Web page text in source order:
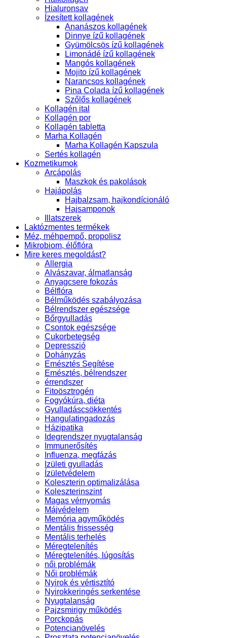
Hialuronsav
Ízesített kollagének
Ananászos kollagének
Dinnye ízű kollagének
Gyümölcsös ízű kollagének
Limonádé ízű kollagének
Mangós kollagének
Mojito ízű kollagének
Narancsos kollagének
Pina Colada ízű kollagének
Szőlős kollagének
Kollagén ital
Kollagén por
Kollagén tabletta
Marha Kollagén
Marha Kollagén Kapszula
Sertés kollagén
Kozmetikumok
Arcápolás
Maszkok és pakolások
Hajápolás
Hajbalzsam, hajkondícionáló
Hajsamponok
Illatszerek
Laktózmentes termékek
Méz, méhpempő, propolisz
Mikrobiom, élőflóra
Mire keres megoldást?
Allergia
Alvászavar, álmatlanság
Anyagcsere fokozás
Bélflóra
Bélműködés szabályozása
Bélrendszer egészsége
Bőrgyulladás
Csontok egészsége
Cukorbetegség
Depresszió
Dohányzás
Emésztés Segítése
Emésztés, bélrendszer
érrendszer
Fitoösztrogén
Fogyókúra, diéta
Gyulladáscsökkentés
Hangulatingadozás
Házipatika
Idegrendszer nyugtalanság
Immunerősítés
Influenza, megfázás
Izületi gyulladás
Ízületvédelem
Koleszterin optimalizálása
Koleszterinszint
Magas vérnyomás
Májvédelem
Memória agyműködés
Mentális frissesség
Mentális terhelés
Méregtelenítés
Méregtelenítés, lúgosítás
női problémák
Női problémák
Nyirok és vértisztító
Nyirokkeringés serkentése
Nyugtalanság
Pajzsmirigy működés
Porckopás
Potencianövelés